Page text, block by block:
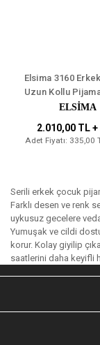
Elsima 3160
Uzun Kollu Pijama
6'lı (2-3-4-5-6-7
ELSİMA
2.010,00 TL +
Adet Fiyatı: 335,00
Serili erkek çocuk
Farklı desen ve renk
uykusuz gecelere
Yumuşak ve cildi
korur. Kolay giyilip
saatlerini daha keyifli